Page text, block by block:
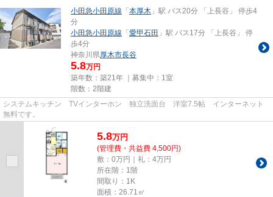
小田急小田原線 「本厚木 」駅 バス20分 「上長谷」 停歩4
分
小田急小田原線 「愛甲石田 」駅 バス17分 「上長谷」 停
歩4分
神奈川県厚木市長谷
5.8万円
築年数：築21年 ｜募集中： 1室
階数：2階建
システムキッチン TVインターホン 独立洗面台 洋室7.5帖 インターネット
無料です。
5.8万円
(管理費・共益費 4,500円)
敷：0万円｜礼：4万円
所在階：1階
間取り：1K
面積：26.71㎡